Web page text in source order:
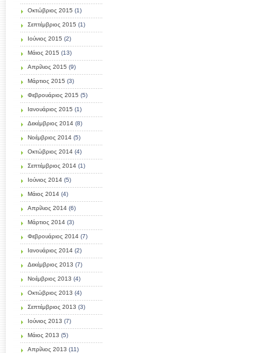
Οκτώβριος 2015 (1)
Σεπτέμβριος 2015 (1)
Ιούνιος 2015 (2)
Μάιος 2015 (13)
Απρίλιος 2015 (9)
Μάρτιος 2015 (3)
Φεβρουάριος 2015 (5)
Ιανουάριος 2015 (1)
Δεκέμβριος 2014 (8)
Νοέμβριος 2014 (5)
Οκτώβριος 2014 (4)
Σεπτέμβριος 2014 (1)
Ιούνιος 2014 (5)
Μάιος 2014 (4)
Απρίλιος 2014 (6)
Μάρτιος 2014 (3)
Φεβρουάριος 2014 (7)
Ιανουάριος 2014 (2)
Δεκέμβριος 2013 (7)
Νοέμβριος 2013 (4)
Οκτώβριος 2013 (4)
Σεπτέμβριος 2013 (3)
Ιούνιος 2013 (7)
Μάιος 2013 (5)
Απρίλιος 2013 (11)